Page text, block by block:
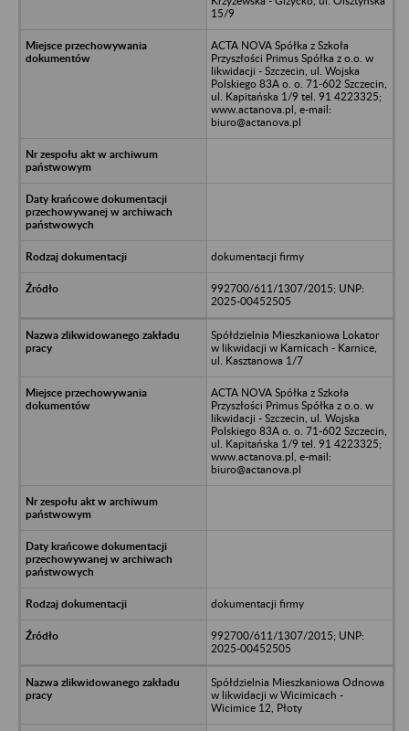
15/9
ACTA NOVA Spółka z Szkoła
Przyszłości Primus Spółka z o.o. w
likwidacji - Szczecin, ul. Wojska
Polskiego 83A o. o. 71-602 Szczecin,
ul. Kapitańska 1/9 tel. 91 4223325;
www.actanova.pl, e-mail:
biuro@actanova.pl
dokumentacji firmy
992700/611/1307/2015; UNP:
2025-00452505
Spółdzielnia Mieszkaniowa Lokator
w likwidacji w Karnicach - Karnice,
ul. Kasztanowa 1/7
ACTA NOVA Spółka z Szkoła
Przyszłości Primus Spółka z o.o. w
likwidacji - Szczecin, ul. Wojska
Polskiego 83A o. o. 71-602 Szczecin,
ul. Kapitańska 1/9 tel. 91 4223325;
www.actanova.pl, e-mail:
biuro@actanova.pl
dokumentacji firmy
992700/611/1307/2015; UNP:
2025-00452505
Spółdzielnia Mieszkaniowa Odnowa
w likwidacji w Wicimicach -
Wicimice 12, Płoty